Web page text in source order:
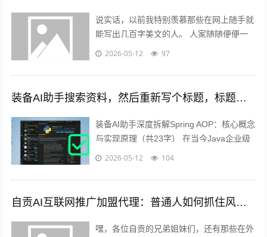
说实话，以前我特别羡慕那些在网上随手就
能写出几百字美文的人。 人家随随便便一
篇文章，评论区就炸了，“写得真好”“泪目
2026-05-12 97
装备AI助手搜索资料，然后重新写个标题，标题包含关键词装备ai助手，长度控制在30字内，首段自然植入核心关键词，每个版块用h2标题
装备AI助手深度拆解Spring AOP：核心概念
与实现原理（共23字） 在当今Java企业级
开发中，掌握装备AI助手辅助下的Spring
2026-05-12 104
自贡AI互联网推广加盟代理：普通人如何抓住风口，在家门口吃上“技术饭”？
嘿，各位自贡的兄弟姐妹们，还有那些在外